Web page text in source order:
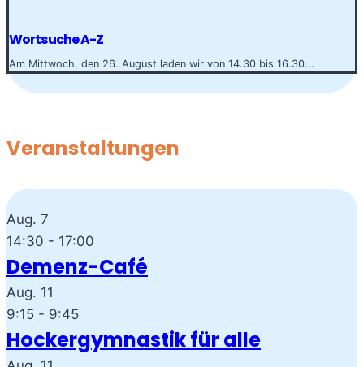
Wortsuche A-Z
Am Mittwoch, den 26. August laden wir von 14.30 bis 16.30...
Veranstaltungen
Aug. 7
14:30 - 17:00
Demenz-Café
Aug. 11
9:15 - 9:45
Hockergymnastik für alle